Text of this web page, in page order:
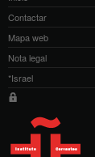
Contactar
Mapa web
Nota legal
*Israel